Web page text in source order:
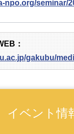
npo.org/seminar/
：
gakubu/
イベント情